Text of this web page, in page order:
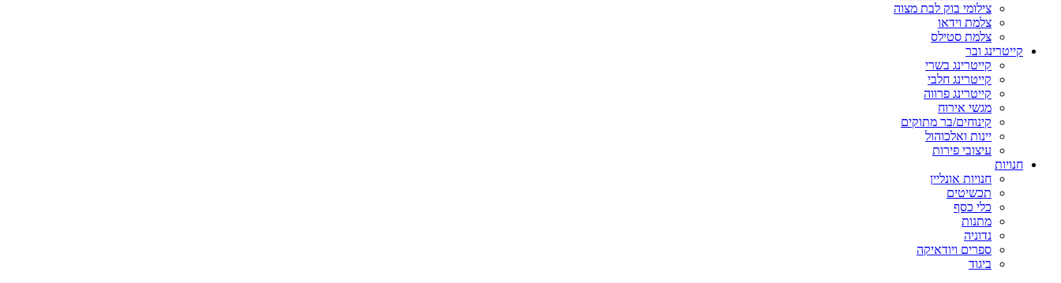
צילומי בוק לבת מצוה
צלמת וידאו
צלמת סטילס
קייטרינג ובר
קייטרינג בשרי
קייטרינג חלבי
קייטרינג פרווה
מגשי אירוח
קינוחים/בר מתוקים
יינות ואלכוהול
עיצובי פירות
חנויות
חנויות אונליין
תכשיטים
כלי כסף
מתנות
נדוניה
ספרים ויודאיקה
ביגוד